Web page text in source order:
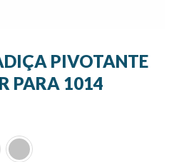
PIVOTANTE
PARA 1014